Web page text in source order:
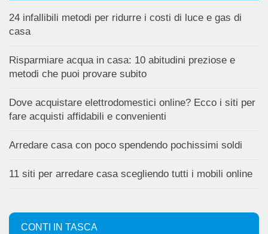
24 infallibili metodi per ridurre i costi di luce e gas di
casa
Risparmiare acqua in casa: 10 abitudini preziose e
metodi che puoi provare subito
Dove acquistare elettrodomestici online? Ecco i siti per
fare acquisti affidabili e convenienti
Arredare casa con poco spendendo pochissimi soldi
11 siti per arredare casa scegliendo tutti i mobili online
CONTI IN TASCA